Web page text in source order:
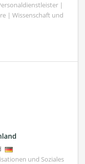
|
| Wissenschaft und
und Soziales